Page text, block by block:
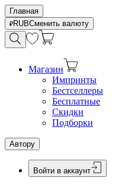
Главная
RUBСменить валюту
Магазин
Импринты
Бестселлеры
Бесплатные
Скидки
Подборки
Автору
Войти в аккаунт